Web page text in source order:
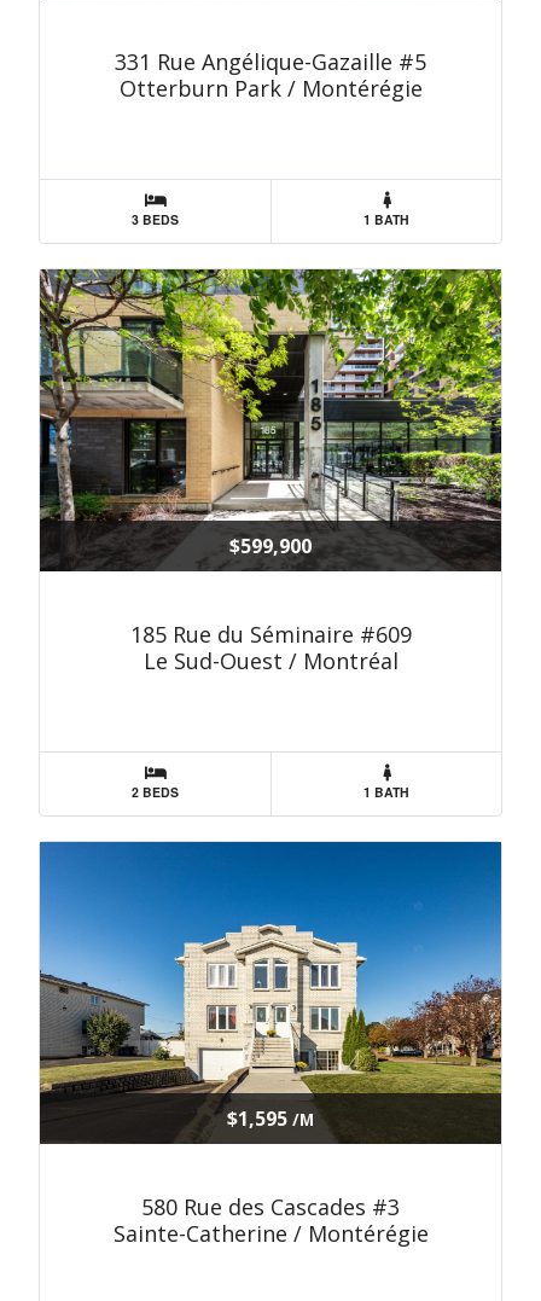
331 Rue Angélique-Gazaille #5
Otterburn Park / Montérégie
3 BEDS 1 BATH
$599,900
185 Rue du Séminaire #609
Le Sud-Ouest / Montréal
2 BEDS 1 BATH
$1,595 /M
580 Rue des Cascades #3
Sainte-Catherine / Montérégie